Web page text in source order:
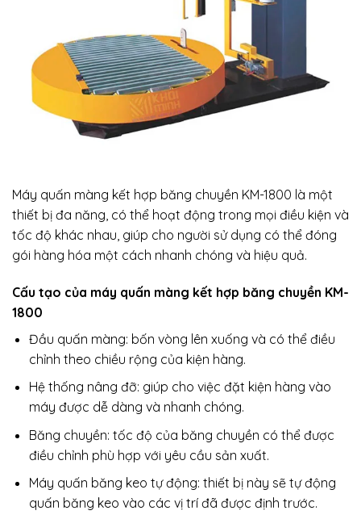
Máy quấn màng kết hợp băng chuyền KM-1800 là một
thiết bị đa năng, có thể hoạt động trong mọi điều kiện và
tốc độ khác nhau, giúp cho người sử dụng có thể đóng
gói hàng hóa một cách nhanh chóng và hiệu quả.
Cấu tạo của máy quấn màng kết hợp băng chuyền KM-
1800
Đầu quấn màng: bốn vòng lên xuống và có thể điều
chỉnh theo chiều rộng của kiện hàng.
Hệ thống nâng đỡ: giúp cho việc đặt kiện hàng vào
máy được dễ dàng và nhanh chóng.
Băng chuyền: tốc độ của băng chuyền có thể được
điều chỉnh phù hợp với yêu cầu sản xuất.
Máy quấn băng keo tự động: thiết bị này sẽ tự động
quấn băng keo vào các vị trí đã được định trước.